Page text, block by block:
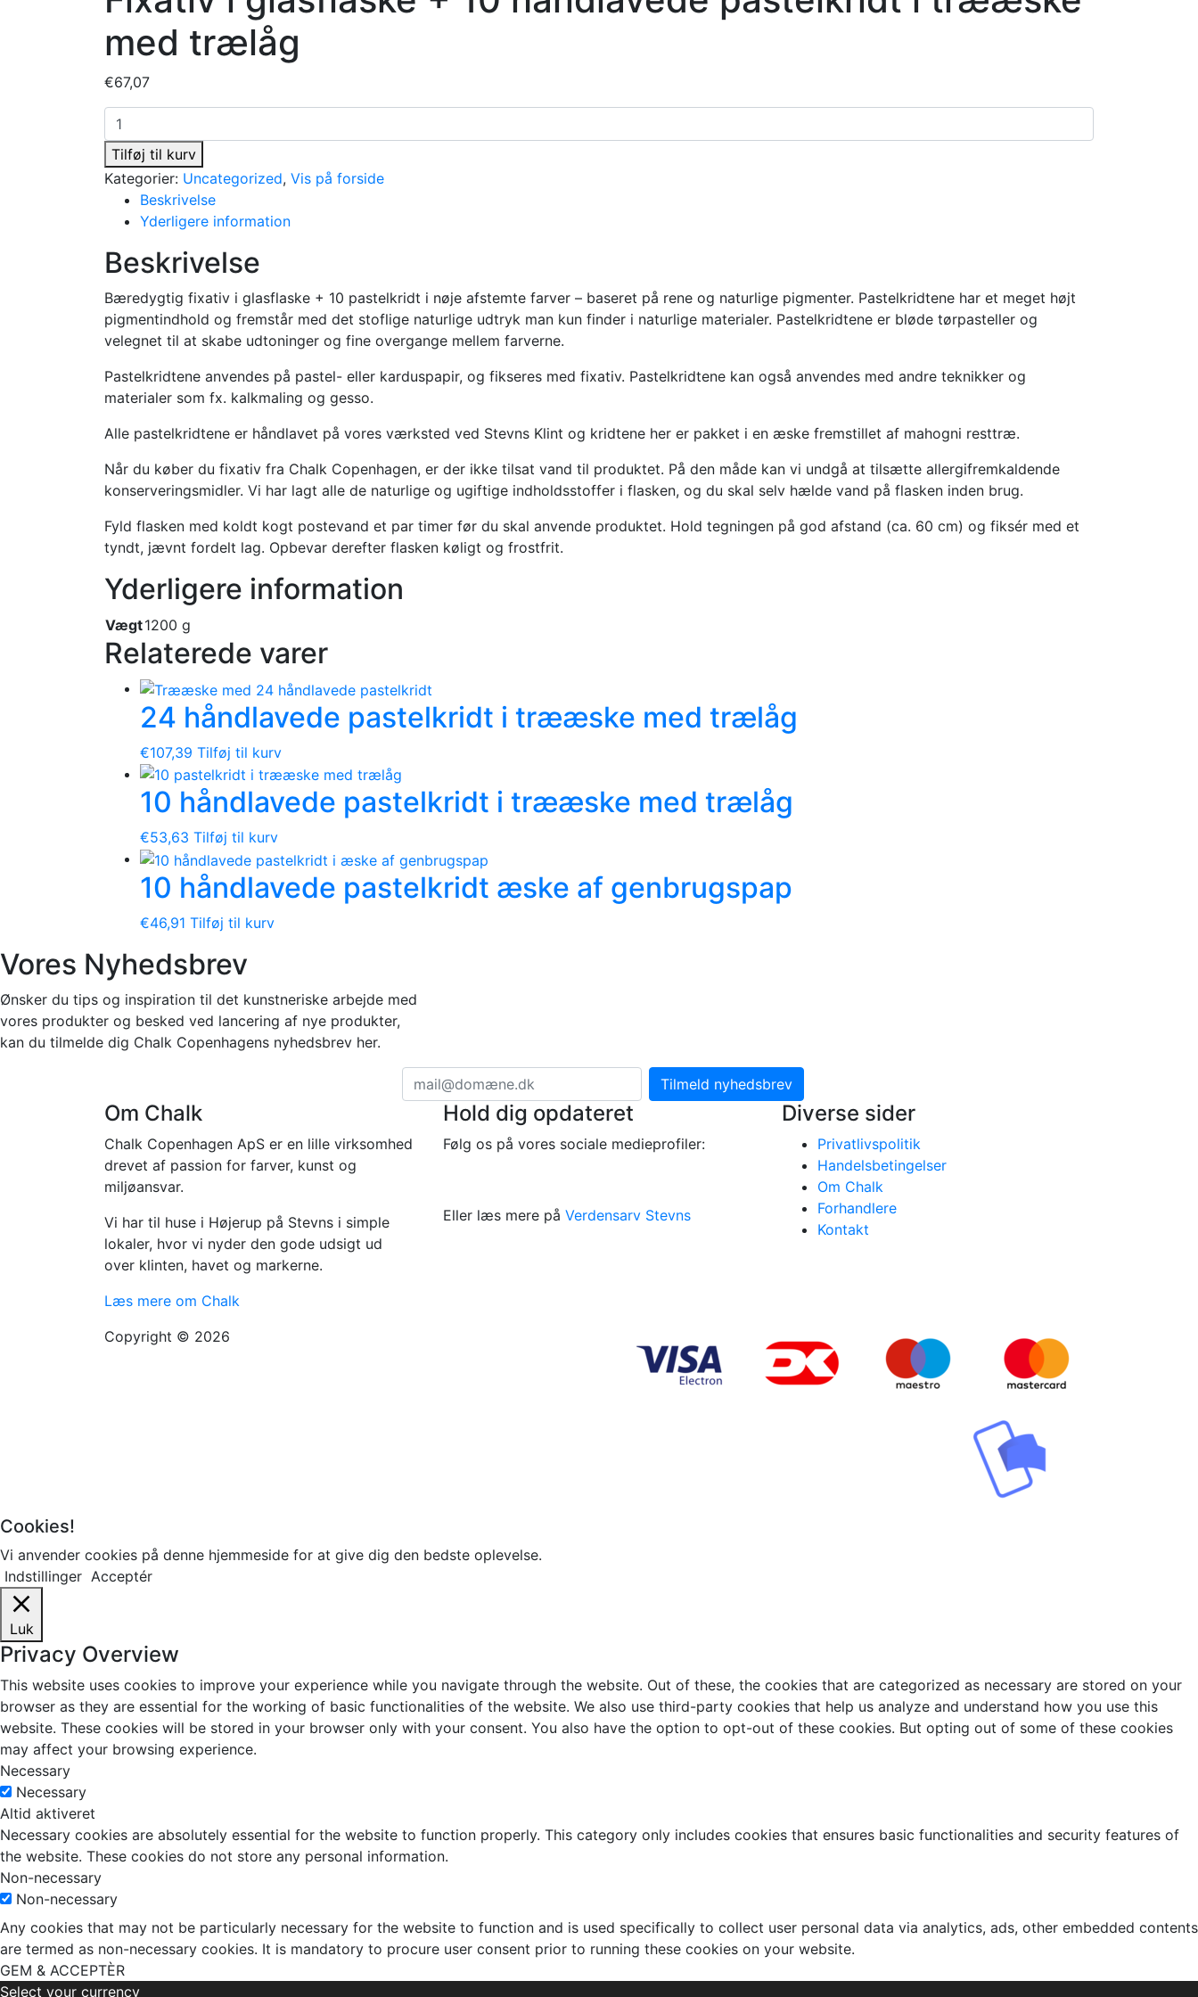
med trælåg
€67,07
Fixativ
i
glasflaske
+
håndlavede
trææske
med
trælåg
antal
Tilføj til kurv
Kategorier: Uncategorized, Vis på forside
Beskrivelse
Yderligere information
Beskrivelse
Bæredygtig fixativ i glasflaske + 10 pastelkridt i nøje afstemte farver – baseret på rene og naturlige pigmenter. Pastelkridtene har et meget højt
pigmentindhold og fremstår med det stoflige naturlige udtryk man kun finder i naturlige materialer. Pastelkridtene er bløde tørpasteller og
velegnet til at skabe udtoninger og fine overgange mellem farverne.
Pastelkridtene anvendes på pastel- eller karduspapir, og fikseres med fixativ. Pastelkridtene kan også anvendes med andre teknikker og
materialer som fx. kalkmaling og gesso.
Alle pastelkridtene er håndlavet på vores værksted ved Stevns Klint og kridtene her er pakket i en æske fremstillet af mahogni resttræ.
Når du køber du fixativ fra Chalk Copenhagen, er der ikke tilsat vand til produktet. På den måde kan vi undgå at tilsætte allergifremkaldende
konserveringsmidler. Vi har lagt alle de naturlige og ugiftige indholdsstoffer i flasken, og du skal selv hælde vand på flasken inden brug.
Fyld flasken med koldt kogt postevand et par timer før du skal anvende produktet. Hold tegningen på god afstand (ca. 60 cm) og fiksér med et
tyndt, jævnt fordelt lag. Opbevar derefter flasken køligt og frostfrit.
Yderligere information
Vægt1200 g
Relaterede varer
24 håndlavede pastelkridt i trææske med trælåg
€107,39 Tilføj til kurv
10 håndlavede pastelkridt i trææske med trælåg
€53,63 Tilføj til kurv
10 håndlavede pastelkridt æske af genbrugspap
€46,91 Tilføj til kurv
Vores Nyhedsbrev
Ønsker du tips og inspiration til det kunstneriske arbejde med
vores produkter og besked ved lancering af nye produkter,
kan du tilmelde dig Chalk Copenhagens nyhedsbrev her.
Om Chalk
Chalk Copenhagen ApS er en lille virksomhed
drevet af passion for farver, kunst og
miljøansvar.
Vi har til huse i Højerup på Stevns i simple
lokaler, hvor vi nyder den gode udsigt ud
over klinten, havet og markerne.
Læs mere om Chalk
Hold dig opdateret
Følg os på vores sociale medieprofiler:
Eller læs mere på Verdensarv Stevns
Diverse sider
Privatlivspolitik
Handelsbetingelser
Om Chalk
Forhandlere
Kontakt
Copyright © 2026
Cookies!
Vi anvender cookies på denne hjemmeside for at give dig den bedste oplevelse.
Indstillinger Acceptér
Luk
Privacy Overview
This website uses cookies to improve your experience while you navigate through the website. Out of these, the cookies that are categorized as necessary are stored on your
browser as they are essential for the working of basic functionalities of the website. We also use third-party cookies that help us analyze and understand how you use this
website. These cookies will be stored in your browser only with your consent. You also have the option to opt-out of these cookies. But opting out of some of these cookies
may affect your browsing experience.
Necessary
Necessary
Altid aktiveret
Necessary cookies are absolutely essential for the website to function properly. This category only includes cookies that ensures basic functionalities and security features of
the website. These cookies do not store any personal information.
Non-necessary
Non-necessary
Any cookies that may not be particularly necessary for the website to function and is used specifically to collect user personal data via analytics, ads, other embedded contents
are termed as non-necessary cookies. It is mandatory to procure user consent prior to running these cookies on your website.
GEM & ACCEPTÈR
Select your currency